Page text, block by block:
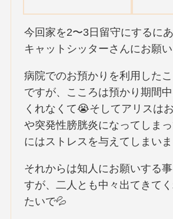
今回家を2〜3日留守にするに
キャットシッターさんにお願
病院でのお預かりを利用した
ですが、こころは預かり期間
くれなくて😭そしてアリスは
や突発性膀胱炎になってしま
にはストレスを与えてしまい
それからは知人にお願いする
すが、二人とも中々出てきて
たいで💦